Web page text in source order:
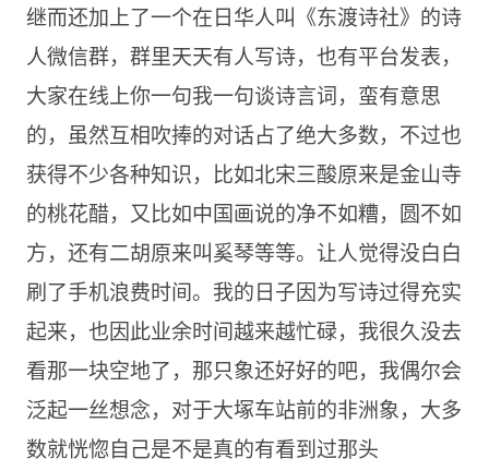
继而还加上了一个在日华人叫《东渡诗社》的诗
人微信群，群里天天有人写诗，也有平台发表，
大家在线上你一句我一句谈诗言词，蛮有意思
的，虽然互相吹捧的对话占了绝大多数，不过也
获得不少各种知识，比如北宋三酸原来是金山寺
的桃花醋，又比如中国画说的净不如糟，圆不如
方，还有二胡原来叫奚琴等等。让人觉得没白白
刷了手机浪费时间。我的日子因为写诗过得充实
起来，也因此业余时间越来越忙碌，我很久没去
看那一块空地了，那只象还好好的吧，我偶尔会
泛起一丝想念，对于大塚车站前的非洲象，大多
数就恍惚自己是不是真的有看到过那头